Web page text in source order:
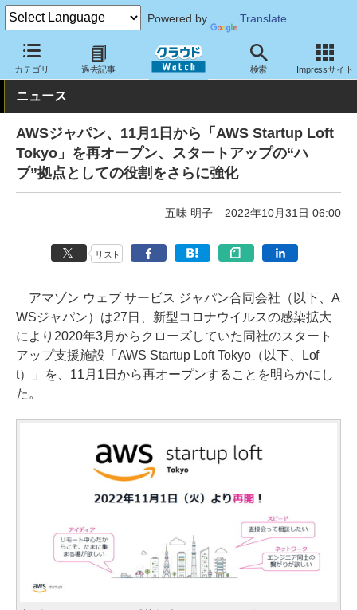
Powered by Translate
カテゴリ 過去記事 検索 Impressサイト
クラウド Watch トピック 業界動向
ニュース
AWSジャパン、11月1日から「AWS Startup Loft
Tokyo」を再オープン、スタートアップの“ハ
ブ”拠点としての役割をさらに強化
五味 明子 2022年10月31日 06:00
リスト
アマゾン ウェブ サービス ジャパン合同会社（以下、A
WSジャパン）は27日、新型コロナウイルスの感染拡大
により2020年3月からクローズしていた同社のスタート
アップ支援施設「AWS Startup Loft Tokyo（以下、Lof
t）」を、11月1日から再オープンすることを明らかにし
た。